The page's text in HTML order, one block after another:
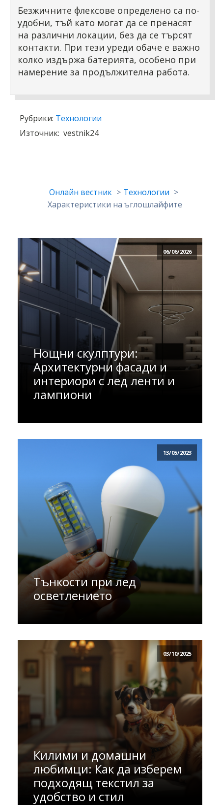
Безжичните флексове определено са по-
удобни, тъй като могат да се пренасят
на различни локации, без да се търсят
контакти. При тези уреди обаче е важно
колко издържа батерията, особено при
намерение за продължителна работа.
Рубрики: Технологии
Източник: vestnik24
Онлайн вестник
Технологии
Характеристики на ъглошлайфите
06/06/2026
Нощни скулптури:
Архитектурни фасади и
интериори с лед ленти и
лампиони
13/05/2023
Тънкости при лед
осветлението
03/10/2025
Килими и домашни
любимци: Как да изберем
подходящ текстил за
удобство и стил